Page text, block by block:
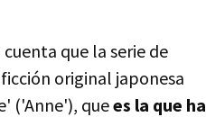
que la serie de
original japonesa
('Anne'), quees la que ha